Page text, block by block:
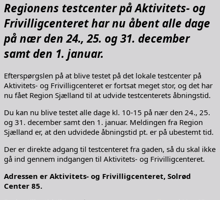
Regionens testcenter på Aktivitets- og
Frivilligcenteret har nu åbent alle dage
på nær den 24., 25. og 31. december
samt den 1. januar.
Efterspørgslen på at blive testet på det lokale testcenter på
Aktivitets- og Frivilligcenteret er fortsat meget stor, og det har
nu fået Region Sjælland til at udvide testcenterets åbningstid.
Du kan nu blive testet alle dage kl. 10-15 på nær den 24., 25.
og 31. december samt den 1. januar. Meldingen fra Region
Sjælland er, at den udvidede åbningstid pt. er på ubestemt tid.
Der er direkte adgang til testcenteret fra gaden, så du skal ikke
gå ind gennem indgangen til Aktivitets- og Frivilligcenteret.
Adressen er Aktivitets- og Frivilligcenteret, Solrød
Center 85.